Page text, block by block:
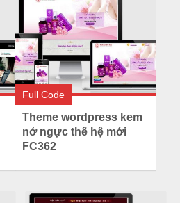
Full Code
Theme wordpress kem
nở ngực thế hệ mới
FC362